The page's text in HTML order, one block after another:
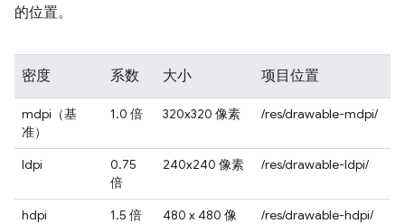
的位置。
密度 系数 大小 项目位置
mdpi（基
准）
1.0 倍 320x320 像素 /res/drawable-mdpi/
ldpi
0.75
倍
240x240 像素 /res/drawable-ldpi/
hdpi 1.5 倍
480 x 480 像
/res/drawable-hdpi/